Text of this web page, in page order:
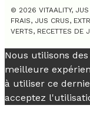
© 2026 VITAALITY, JUS
FRAIS, JUS CRUS,
VERTS, RECETTES DE
Nous utilisons
meilleure
à utiliser ce
acceptez